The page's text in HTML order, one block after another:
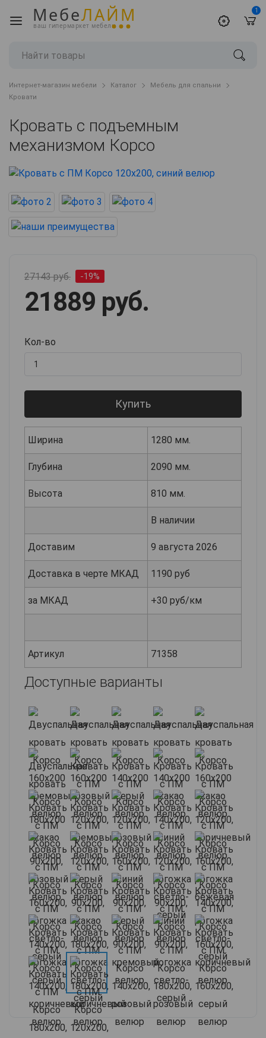
МебеЛАЙМ
ваш гипермаркет мебели
1
Интернет-магазин мебели Каталог
Мебель для спальни
Кровати
Кровать с подъемным
механизмом Корсо
27143 руб. -19%
21889 руб.
Кол-во
Купить
Ширина 1280 мм.
Глубина 2090 мм.
Высота 810 мм.
В наличии
Доставим 9 августа 2026
Доставка в черте МКАД 1190 руб
за МКАД +30 руб/км
Артикул 71358
Доступные варианты